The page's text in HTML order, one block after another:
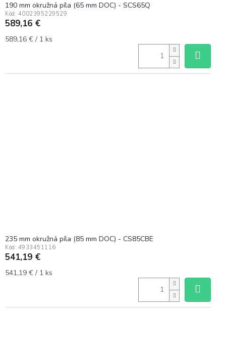
190 mm okružná píla (65 mm DOC) - SCS65Q
Kód: 4002395229529
589,16 €
Jednotková
589,16 € / 1 ks
235 mm okružná píla (85 mm DOC) - CS85CBE
Kód: 4933451116
541,19 €
Jednotková
541,19 € / 1 ks